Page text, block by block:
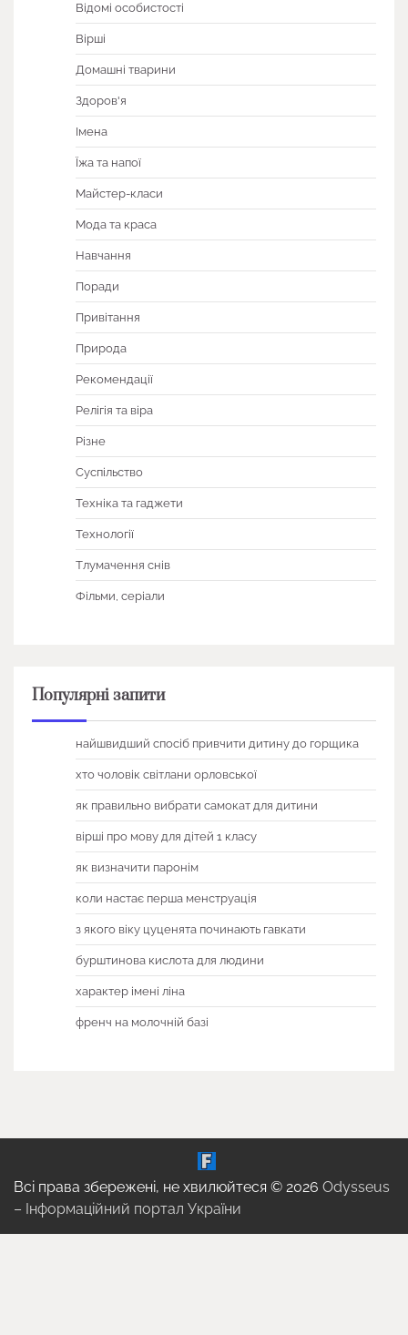
Відомі особистості
Вірші
Домашні тварини
Здоров'я
Імена
Їжа та напої
Майстер-класи
Мода та краса
Навчання
Поради
Привітання
Природа
Рекомендації
Релігія та віра
Різне
Суспільство
Техніка та гаджети
Технології
Тлумачення снів
Фільми, серіали
Популярні запити
найшвидший спосіб привчити дитину до горщика
хто чоловік світлани орловської
як правильно вибрати самокат для дитини
вірші про мову для дітей 1 класу
як визначити паронім
коли настає перша менструація
з якого віку цуценята починають гавкати
бурштинова кислота для людини
характер імені ліна
френч на молочній базі
Всі права збережені, не хвилюйтеся © 2026 Odysseus
– Інформаційний портал України